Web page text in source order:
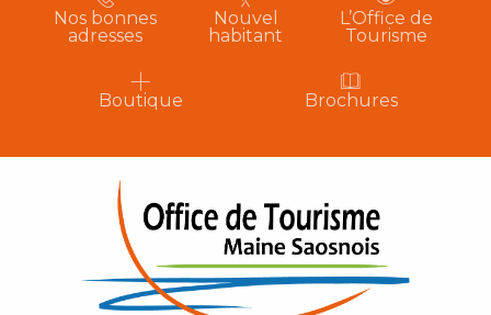
Nos bonnes
adresses
Nouvel
habitant
L’Office de
Tourisme
Boutique Brochures